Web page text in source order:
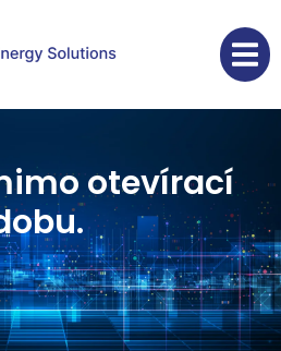
otevírací